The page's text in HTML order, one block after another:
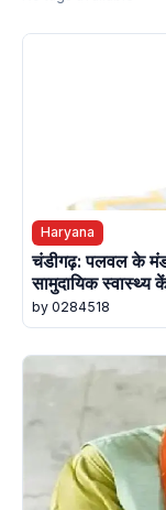
Haryana
चंडीगढ़: पलवल के
सामुदायिक स्वास्थ्य
by 0284518